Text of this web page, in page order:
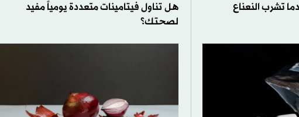
تشرب النعناع
هل تناول فيتامينات متعددة يومياً مفيد
لصحتك؟